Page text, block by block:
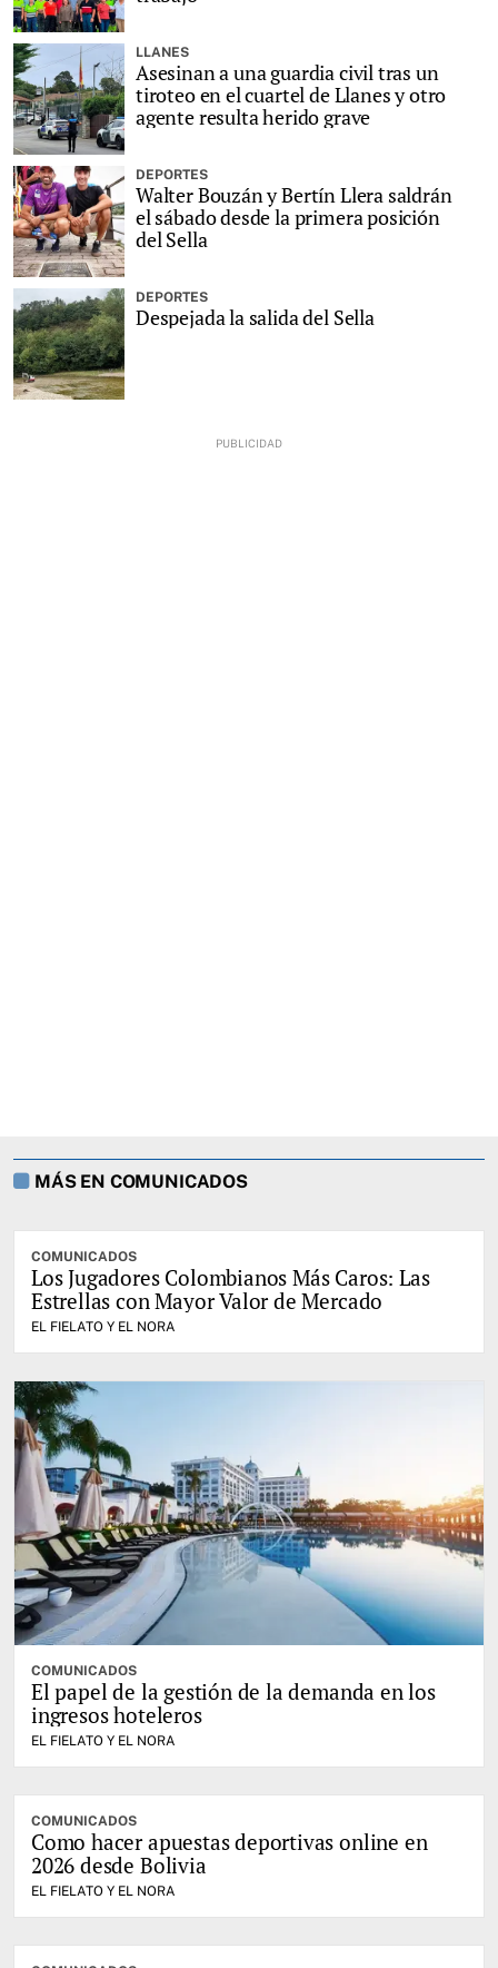
LLANES
Asesinan a una guardia civil tras un
tiroteo en el cuartel de Llanes y otro
agente resulta herido grave
DEPORTES
Walter Bouzán y Bertín Llera saldrán
el sábado desde la primera posición
del Sella
DEPORTES
Despejada la salida del Sella
MÁS EN COMUNICADOS
COMUNICADOS
Los Jugadores Colombianos Más Caros: Las
Estrellas con Mayor Valor de Mercado
EL FIELATO Y EL NORA
COMUNICADOS
El papel de la gestión de la demanda en los
ingresos hoteleros
EL FIELATO Y EL NORA
COMUNICADOS
Como hacer apuestas deportivas online en
2026 desde Bolivia
EL FIELATO Y EL NORA